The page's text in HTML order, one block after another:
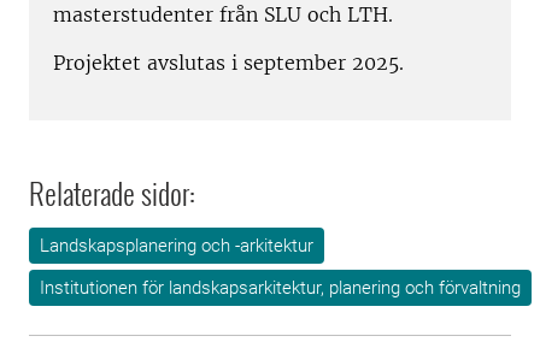
masterstudenter från SLU och LTH.
Projektet avslutas i september 2025.
Relaterade sidor:
Landskapsplanering och -arkitektur
Institutionen för landskapsarkitektur, planering och förvaltning